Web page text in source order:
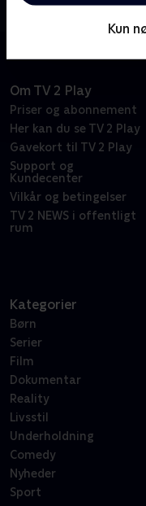
Kun
hvem kan stå for
Om TV 2 Play
Priser og abonnement
Her kan du se TV 2 Play
Gavekort til TV 2 Play
Support og
Kundecenter
Vilkår og betingelser
TV 2 NEWS i offentligt
rum
Kategorier
Børn
Serier
Film
Dokumentar
Reality
Livsstil
Underholdning
Comedy
Nyheder
Sport